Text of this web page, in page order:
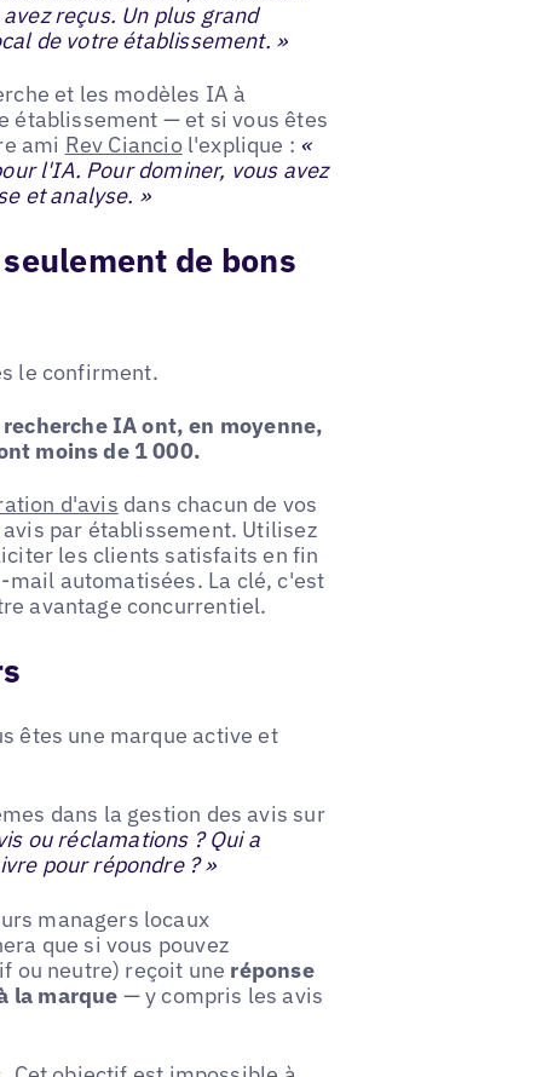
reçus. Un plus grand
de votre établissement. »
et les modèles IA à
établissement — et si vous êtes
ami Rev Cianciol'explique : «
l'IA. Pour dominer, vous avez
et analyse. »
de bons
le confirment.
IA ont, en moyenne,
moins de 1 000.
d'avis dans chacun de vos
par établissement. Utilisez
les clients satisfaits en fin
mail automatisées. La clé, c'est
avantage concurrentiel.
êtes une marque active et
dans la gestion des avis sur
ou réclamations ? Qui a
pour répondre ? »
managers locaux
que si vous pouvez
ou neutre) reçoit une réponse
la marque — y compris les avis